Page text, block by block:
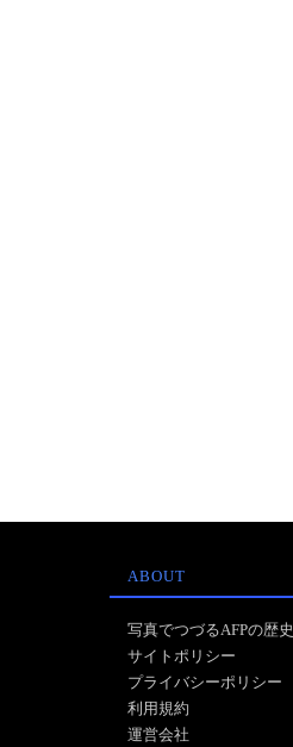
ABOUT
写真でつづるAFPの歴史
サイトポリシー
プライバシーポリシー
利用規約
運営会社